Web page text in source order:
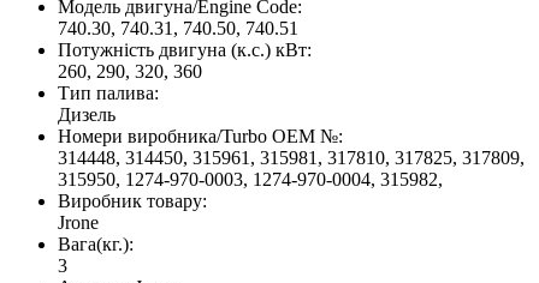
Модель двигуна/Engine Code:
740.30, 740.31, 740.50, 740.51
Потужність двигуна (к.с.) кВт:
260, 290, 320, 360
Тип палива:
Дизель
Номери виробника/Turbo OEM №:
314448, 314450, 315961, 315981, 317810, 317825, 317809,
315950, 1274-970-0003, 1274-970-0004, 315982,
Виробник товару:
Jrone
Вага(кг.):
3